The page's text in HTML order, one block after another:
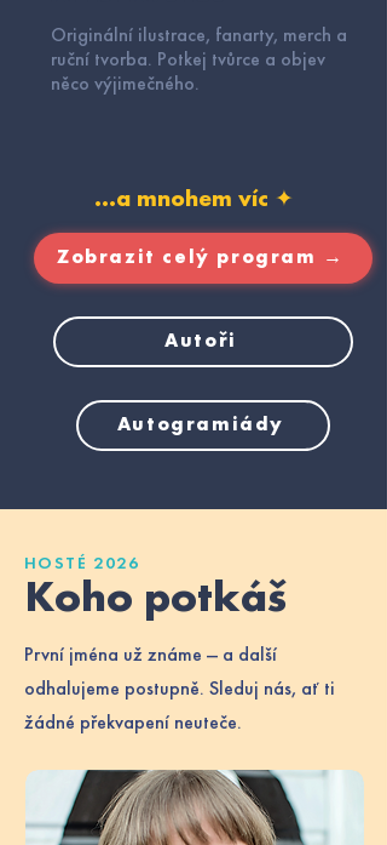
Originální ilustrace, fanarty, merch a
ruční tvorba. Potkej tvůrce a objev
něco výjimečného.
…a mnohem víc ✦
Zobrazit celý program →
Autoři
Autogramiády
HOSTÉ 2026
Koho potkáš
První jména už známe — a další
odhalujeme postupně. Sleduj nás, ať ti
žádné překvapení neuteče.